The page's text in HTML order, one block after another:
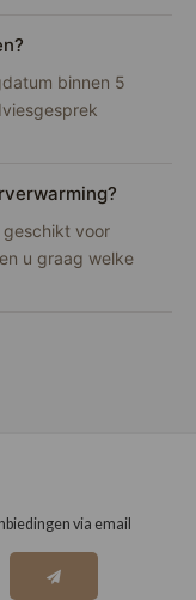
binnen 5
geschikt voor
u graag welke
via email